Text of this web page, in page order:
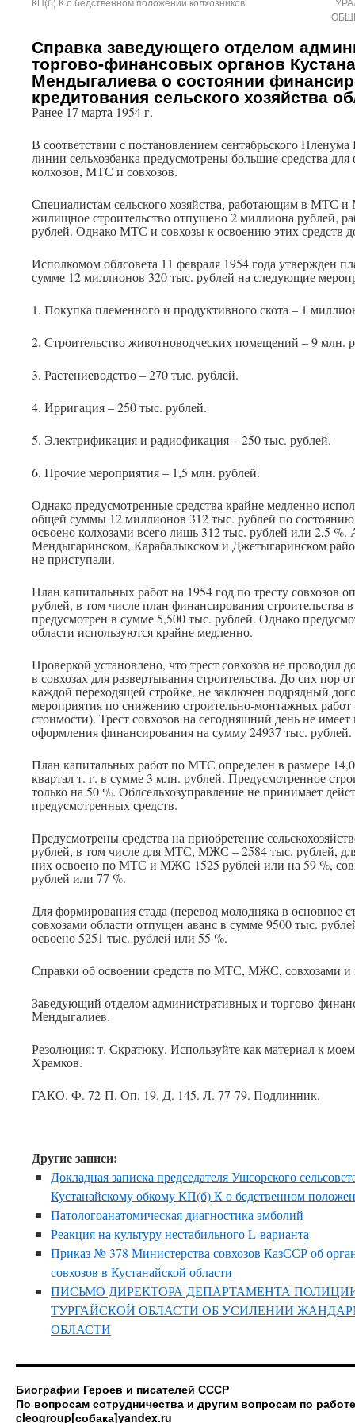
Справка заведующего отделом
торгово-финансовых органов
Мендыгалиева о состоянии
кредитования сельского хозяйства
Ранее 17 марта 1954 г.
В соответствии с постановлением сентябрьского
линии сельхозбанка предусмотрены большие средства
колхозов, МТС и совхозов.
Специалистам сельского хозяйства, работающим в МТС
жилищное строительство отпущено 2 миллиона рублей,
рублей. Однако МТС и совхозы к освоению этих средств
Исполкомом облсовета 11 февраля 1954 года утвержден
сумме 12 миллионов 320 тыс. рублей на следующие
1. Покупка племенного и продуктивного скота – 1
2. Строительство животноводческих помещений – 9 млн.
3. Растениеводство – 270 тыс. рублей.
4. Ирригация – 250 тыс. рублей.
5. Электрификация и радиофикация – 250 тыс. рублей.
6. Прочие мероприятия – 1,5 млн. рублей.
Однако предусмотренные средства крайне медленно
общей суммы 12 миллионов 312 тыс. рублей по состоянию
освоено колхозами всего лишь 312 тыс. рублей или 2,5
Мендыгаринском, Карабалыкском и Джетыгаринском
не приступали.
План капитальных работ на 1954 год по тресту совхозов
рублей, в том числе план финансирования строительства
предусмотрен в сумме 5,500 тыс. рублей. Однако
области используются крайне медленно.
Проверкой установлено, что трест совхозов не проводил
в совхозах для развертывания строительства. До сих пор
каждой переходящей стройке, не заключен подрядный
мероприятия по снижению строительно-монтажных работ
стоимости). Трест совхозов на сегодняшний день не
оформления финансирования на сумму 24937 тыс. рублей.
План капитальных работ по МТС определен в размере
квартал т. г. в сумме 3 млн. рублей. Предусмотренное
только на 50 %. Облсельхозуправление не принимает
предусмотренных средств.
Предусмотрены средства на приобретение
рублей, в том числе для МТС, МЖС – 2584 тыс. рублей,
них освоено по МТС и МЖС 1525 рублей или на 59 %,
рублей или 77 %.
Для формирования стада (перевод молодняка в основное
совхозами области отпущен аванс в сумме 9500 тыс.
освоено 5251 тыс. рублей или 55 %.
Справки об освоении средств по МТС, МЖС, совхозами и
Заведующий отделом административных и торгово-
Мендыгалиев.
Резолюция: т. Скратюку. Используйте как материал к
Храмков.
ГАКО. Ф. 72-П. Оп. 19. Д. 145. Л. 77-79. Подлинник.
Другие записи:
Докладная записка председателя Ушсорского
Кустанайскому обкому КП(б) К о бедственном
Патологоанатомическая диагностика эмболий
Реакция на культуру нестабильного L-варианта
Приказ № 378 Министерства совхозов КазССР об
совхозов в Кустанайской области
ПИСЬМО ДИРЕКТОРА ДЕПАРТАМЕНТА
ТУРГАЙСКОЙ ОБЛАСТИ ОБ УСИЛЕНИИ
ОБЛАСТИ
Биографии Героев и писателей СССР
По вопросам сотрудничества и другим вопросам по
cleogroup[собака]yandex.ru